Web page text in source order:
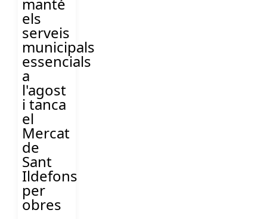
els
serveis
municipals
essencials
a
l'agost
i tanca
el
Mercat
de
Sant
Ildefons
per
obres